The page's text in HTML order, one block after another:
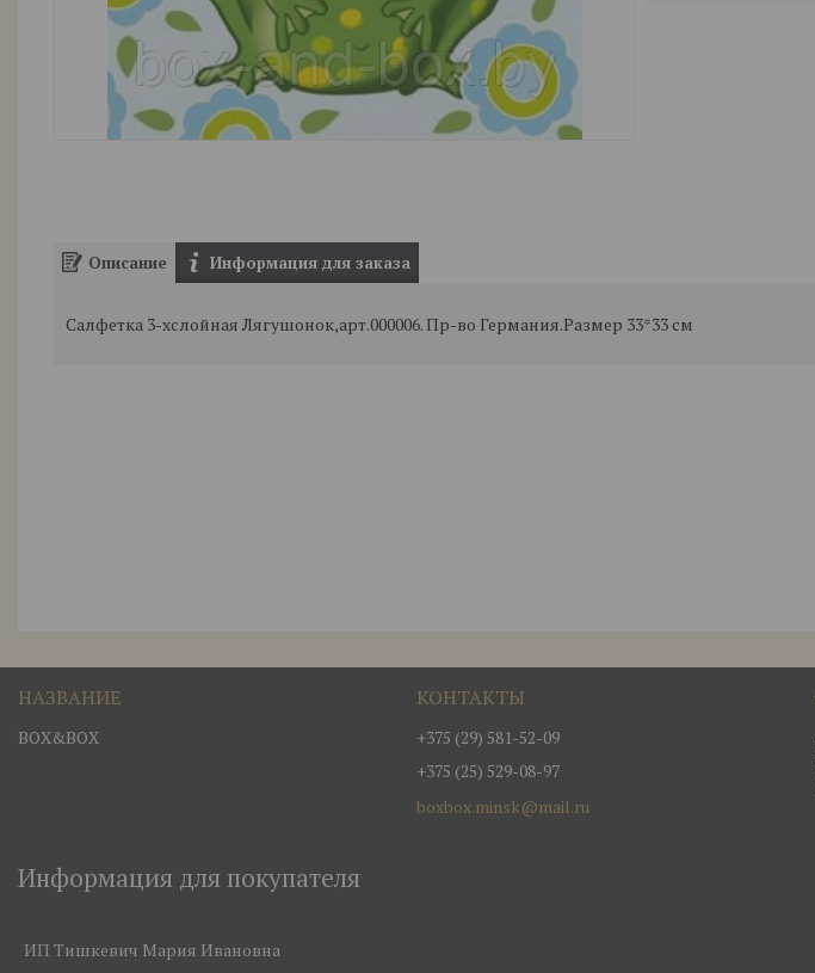
Описание Информация для заказа
Салфетка 3-хслойная Лягушонок,арт.000006. Пр-во Германия.Размер 33*33 см
BOX&BOX
+375 (29) 581-52-09
+375 (25) 529-08-97
boxbox.minsk@mail.ru
Информация для покупателя
ИП Тишкевич Мария Ивановна